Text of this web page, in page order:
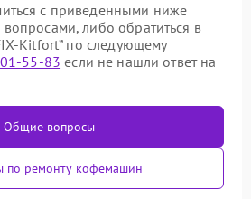
с приведенными ниже
либо обратиться в
Kitfort” по следующему
55-83 если не нашли ответ на
Общие вопросы
по ремонту кофемашин